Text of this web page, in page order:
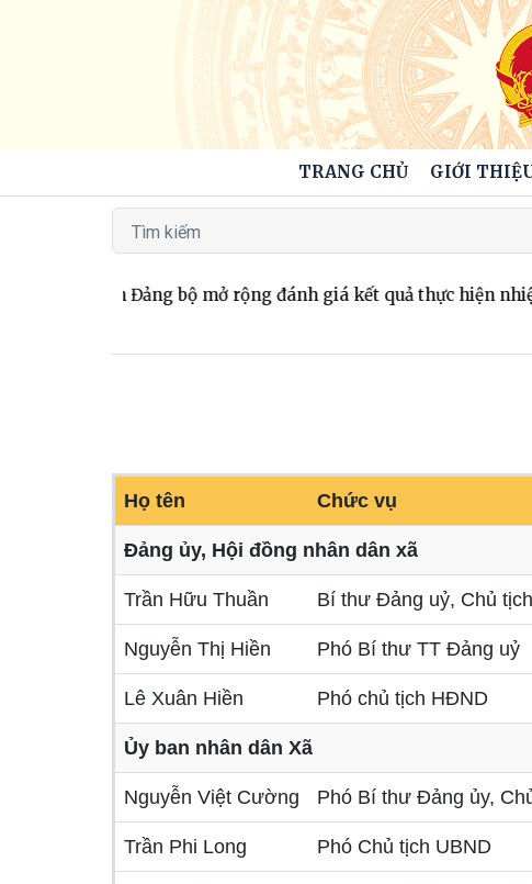
TRANG CHỦ GIỚI
chấp hành Đảng bộ mở rộng đánh giá kết quả thực hiện
Họ tên Chức vụ
Đảng ủy, Hội đồng nhân dân xã
Trần Hữu Thuần Bí thư Đảng uỷ, Chủ
Nguyễn Thị Hiền Phó Bí thư TT Đảng uỷ
Lê Xuân Hiền Phó chủ tịch HĐND
Ủy ban nhân dân Xã
Nguyễn Việt Cường Phó Bí thư Đảng ủy,
Trần Phi Long Phó Chủ tịch UBND